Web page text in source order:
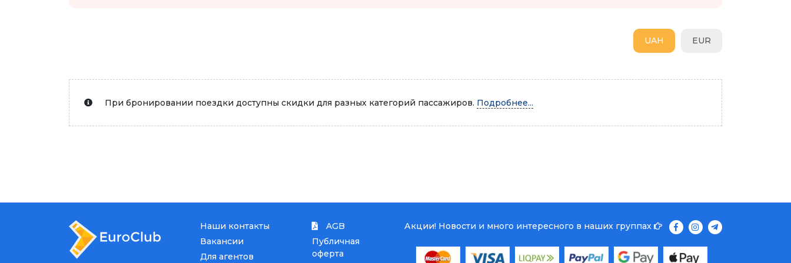
EUR
UAH
При бронировании поездки доступны скидки для разных категорий пассажиров. Подробнее...
Наши контакты
Вакансии
Для агентов
AGB
Публичная
оферта
Акции! Новости и много интересного в наших группах